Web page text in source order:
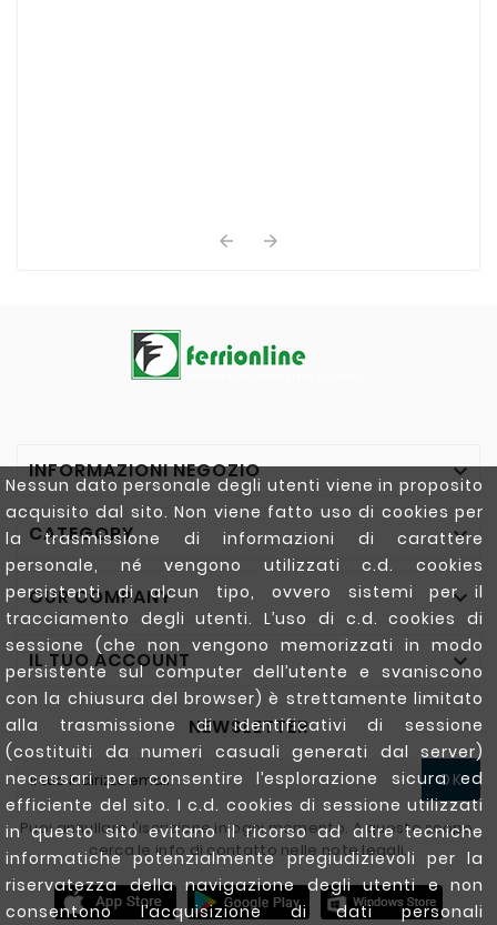
Nessun dato personale degli utenti viene in proposito
acquisito dal sito. Non viene fatto uso di cookies per
la trasmissione di informazioni di carattere
personale, né vengono utilizzati c.d. cookies
persistenti di alcun tipo, ovvero sistemi per il
tracciamento degli utenti. L’uso di c.d. cookies di
sessione (che non vengono memorizzati in modo
persistente sul computer dell’utente e svaniscono
con la chiusura del browser) è strettamente limitato
alla trasmissione di identificativi di sessione
(costituiti da numeri casuali generati dal server)
necessari per consentire l’esplorazione sicura ed
efficiente del sito. I c.d. cookies di sessione utilizzati
in questo sito evitano il ricorso ad altre tecniche
informatiche potenzialmente pregiudizievoli per la
riservatezza della navigazione degli utenti e non
consentono l’acquisizione di dati personali
 
INFORMAZIONI NEGOZIO 
CATEGORY 
OUR COMPANY 
IL TUO ACCOUNT 
NEWSLETTER
OK
Puoi annullare l'iscrizione in ogni momento. A questo scopo,
cerca le info di contatto nelle note legali.